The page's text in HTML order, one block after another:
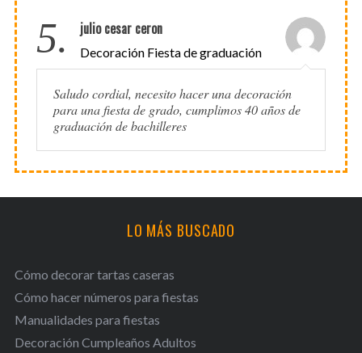
5. julio cesar ceron
Decoración Fiesta de graduación
Saludo cordial, necesito hacer una decoración
para una fiesta de grado, cumplimos 40 años de
graduación de bachilleres
LO MÁS BUSCADO
Cómo decorar tartas caseras
Cómo hacer números para fiestas
Manualidades para fiestas
Decoración Cumpleaños Adultos